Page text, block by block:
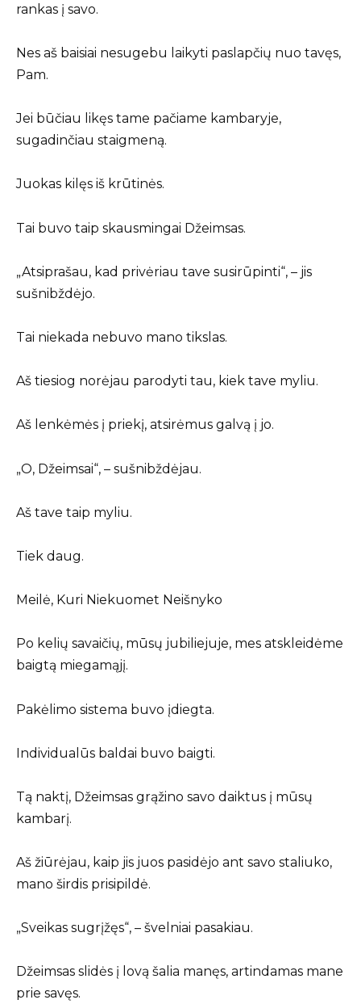
rankas į savo.
Nes aš baisiai nesugebu laikyti paslapčių nuo tavęs,
Pam.
Jei būčiau likęs tame pačiame kambaryje,
sugadinčiau staigmeną.
Juokas kilęs iš krūtinės.
Tai buvo taip skausmingai Džeimsas.
„Atsiprašau, kad privėriau tave susirūpinti“, – jis
sušnibždėjo.
Tai niekada nebuvo mano tikslas.
Aš tiesiog norėjau parodyti tau, kiek tave myliu.
Aš lenkėmės į priekį, atsirėmus galvą į jo.
„O, Džeimsai“, – sušnibždėjau.
Aš tave taip myliu.
Tiek daug.
Meilė, Kuri Niekuomet Neišnyko
Po kelių savaičių, mūsų jubiliejuje, mes atskleidėme
baigtą miegamąjį.
Pakėlimo sistema buvo įdiegta.
Individualūs baldai buvo baigti.
Tą naktį, Džeimsas grąžino savo daiktus į mūsų
kambarį.
Aš žiūrėjau, kaip jis juos pasidėjo ant savo staliuko,
mano širdis prisipildė.
„Sveikas sugrįžęs“, – švelniai pasakiau.
Džeimsas slidės į lovą šalia manęs, artindamas mane
prie savęs.